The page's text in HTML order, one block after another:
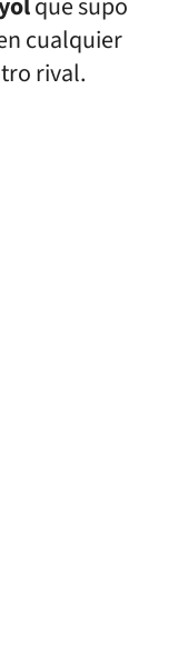
cualquier
rival.